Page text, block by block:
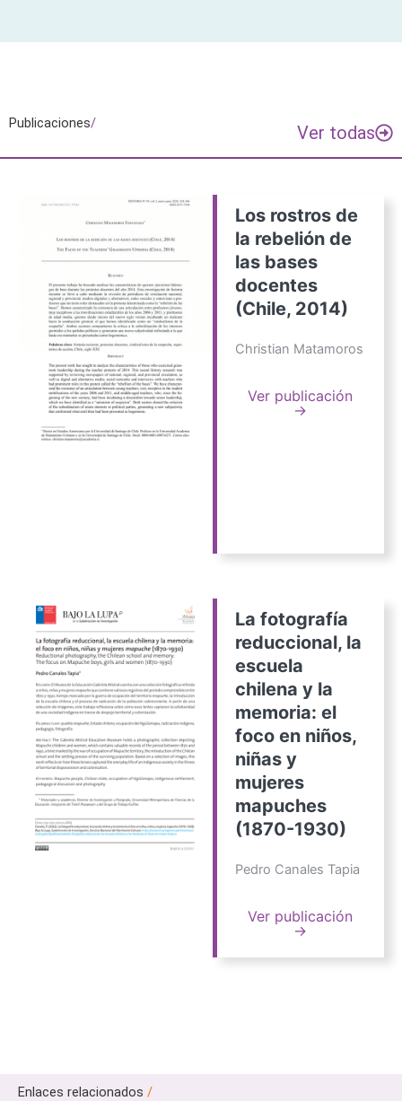
Publicaciones/ Ver todas
Los rostros de
la rebelión de
las bases
docentes
(Chile, 2014)
Christian Matamoros
Ver publicación
→
La fotografía
reduccional, la
escuela
chilena y la
memoria: el
foco en niños,
niñas y
mujeres
mapuches
(1870-1930)
Pedro Canales Tapia
Ver publicación
→
Enlaces relacionados /